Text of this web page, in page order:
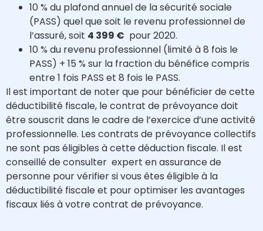
10 % du plafond annuel de la sécurité sociale
(PASS) quel que soit le revenu professionnel de
l’assuré, soit 4 399 € pour 2020.
10 % du revenu professionnel (limité à 8 fois le
PASS) + 15 % sur la fraction du bénéfice compris
entre 1 fois PASS et 8 fois le PASS.
Il est important de noter que pour bénéficier de cette
déductibilité fiscale, le contrat de prévoyance doit
être souscrit dans le cadre de l’exercice d’une activité
professionnelle. Les contrats de prévoyance collectifs
ne sont pas éligibles à cette déduction fiscale. Il est
conseillé de consulter expert en assurance de
personne pour vérifier si vous êtes éligible à la
déductibilité fiscale et pour optimiser les avantages
fiscaux liés à votre contrat de prévoyance.